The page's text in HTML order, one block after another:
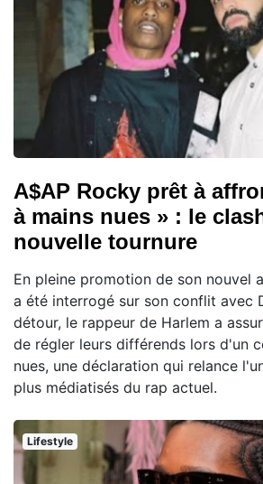
A$AP Rocky prêt à
à mains nues » : le
nouvelle tournure
En pleine promotion de son nouvel
a été interrogé sur son conflit avec
détour, le rappeur de Harlem a
de régler leurs différends lors d'un
nues, une déclaration qui relance
plus médiatisés du rap actuel.
Lifestyle